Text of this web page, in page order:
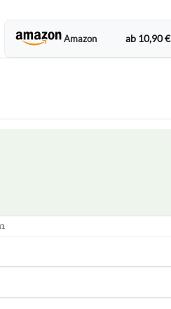
Amazon ab 10,90 €